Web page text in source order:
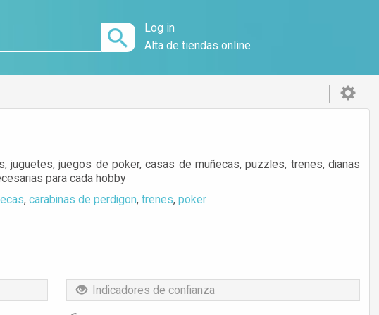
Log in
Alta de tiendas online
juguetes, juegos de poker, casas de muñecas, puzzles, trenes, dianas
para cada hobby
,carabinas de perdigon,trenes,poker
Indicadores de confianza